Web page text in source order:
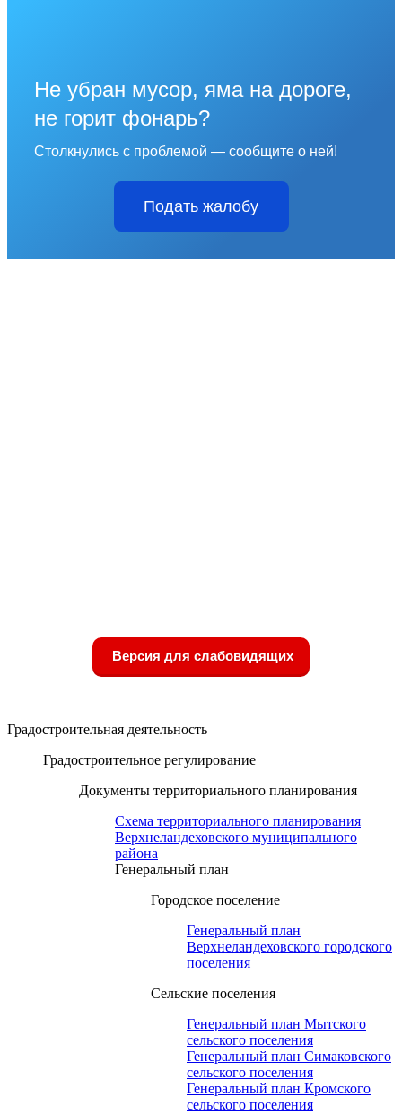
Не убран мусор, яма на дороге,
не горит фонарь?
Столкнулись с проблемой — сообщите о ней!
Подать жалобу
Версия для слабовидящих
Градостроительная деятельность
Градостроительное регулирование
Документы территориального планирования
Схема территориального планирования
Верхнеландеховского муниципального
района
Генеральный план
Городское поселение
Генеральный план
Верхнеландеховского городского
поселения
Сельские поселения
Генеральный план Мытского
сельского поселения
Генеральный план Симаковского
сельского поселения
Генеральный план Кромского
сельского поселения